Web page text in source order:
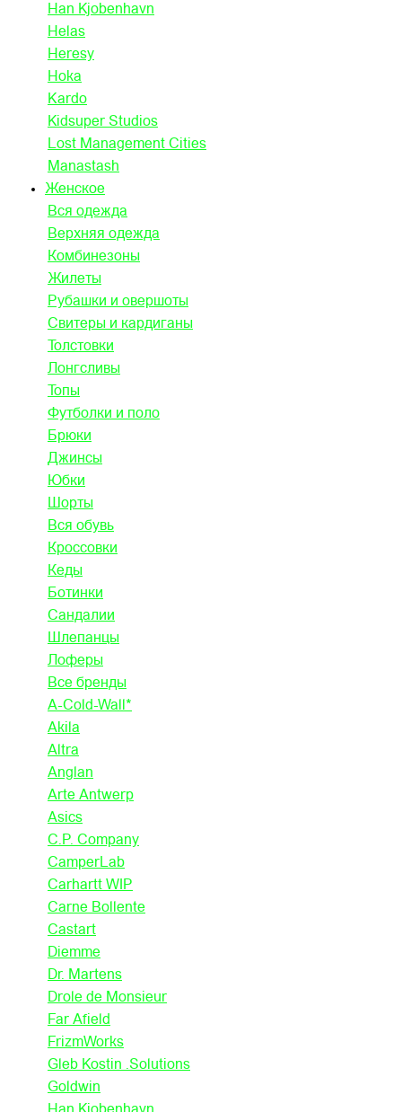
Han Kjobenhavn
Helas
Heresy
Hoka
Kardo
Kidsuper Studios
Lost Management Cities
Manastash
Женское
Вся одежда
Верхняя одежда
Комбинезоны
Жилеты
Рубашки и овершоты
Свитеры и кардиганы
Толстовки
Лонгсливы
Топы
Футболки и поло
Брюки
Джинсы
Юбки
Шорты
Вся обувь
Кроссовки
Кеды
Ботинки
Сандалии
Шлепанцы
Лоферы
Все бренды
A-Cold-Wall*
Akila
Altra
Anglan
Arte Antwerp
Asics
C.P. Company
CamperLab
Carhartt WIP
Carne Bollente
Castart
Diemme
Dr. Martens
Drole de Monsieur
Far Afield
FrizmWorks
Gleb Kostin .Solutions
Goldwin